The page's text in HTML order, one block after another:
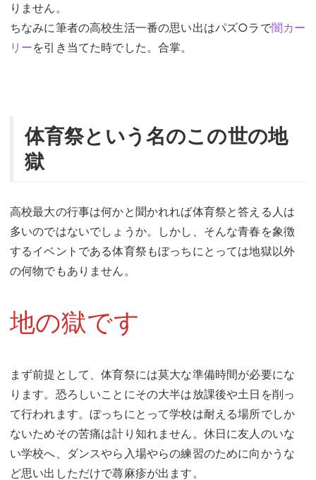
りません。
ちなみに筆者の高校生活一番の思い出はパズ○ラで闇カー
リーを引き当てた時でした。合掌。
体育祭という名のこの世の地
獄
高校最大の行事は何かと聞かれれば体育祭と答える人は
多いのではないでしょうか。しかし、そんな青春を象徴
するイベントである体育祭もぼっちにとっては地獄以外
の何物でもありません。
地の獄です
まず前提として、体育祭には莫大な準備時間が必要にな
ります。恐ろしいことにその大半は放課後や土日を削っ
て行われます。ぼっちにとって学校は耐える場所でしか
ないためその苦痛は計り知れません。休日に友人のいな
い学校へ、ダンスやら入場やらの練習のために向かうな
ど思い出しただけで蕁麻疹が出ます。